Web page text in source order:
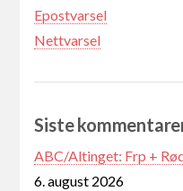
Epostvarsel
Nettvarsel
Siste
ABC/Altinget: Frp +
6. august 2026